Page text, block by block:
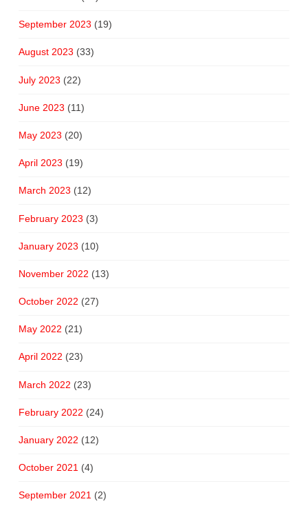
September 2023 (19)
August 2023 (33)
July 2023 (22)
June 2023 (11)
May 2023 (20)
April 2023 (19)
March 2023 (12)
February 2023 (3)
January 2023 (10)
November 2022 (13)
October 2022 (27)
May 2022 (21)
April 2022 (23)
March 2022 (23)
February 2022 (24)
January 2022 (12)
October 2021 (4)
September 2021(2)